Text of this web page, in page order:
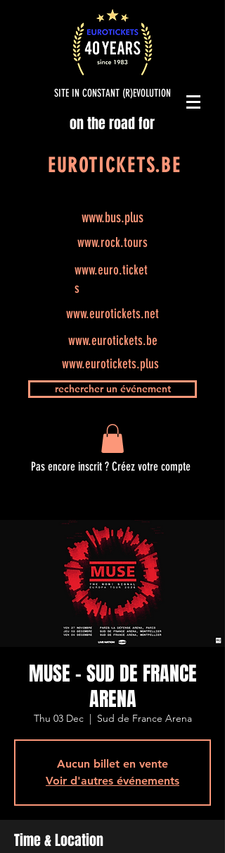
SITE IN CONSTANT (R)EVOLUTION
on the road for
EUROTICKETS.BE
www.bus.plus
www.rock.tours
www.euro.ticket
s
www.eurotickets.net
www.eurotickets.be
www.eurotickets.plus
rechercher un événement
Pas encore inscrit ? Créez votre compte
MUSE - SUD DE FRANCE
ARENA
Thu 03 Dec
  |
Sud de France Arena
Aucun billet en vente
Voir d'autres événements
Time & Location